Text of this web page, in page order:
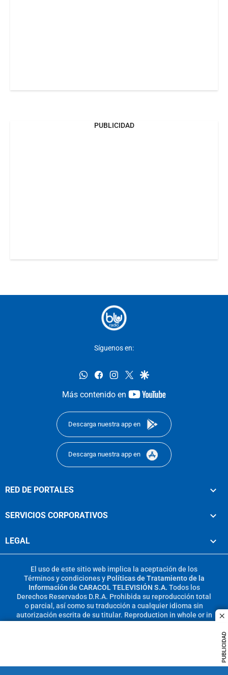
PUBLICIDAD
PUBLICIDAD
Síguenos en:
whatsappfacebookinstagram
twittergoogle
Más contenido en
youtube-
Descarga nuestra app en
Descarga nuestra app en
RED DE PORTALES
SERVICIOS CORPORATIVOS
LEGAL
El uso de este sitio web implica la aceptación de los
Términos y condicionesy Políticas de Tratamiento de la
Información de CARACOL TELEVISIÓN S.A. Todos los
Derechos Reservados D.R.A. Prohibida su reproducción total
o parcial, así como su traducción a cualquier idioma sin
autorización escrita de su titular. Reproduction in whole or in